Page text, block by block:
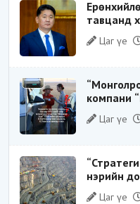
тавцанд
шударга
Цаг үе
компани
Цаг үе
нэрийн
хуримтлал”
Цаг үе